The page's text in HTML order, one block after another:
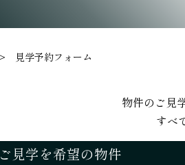
見学予約フォーム
物件のご見
すべ
ご見学を希望の物件